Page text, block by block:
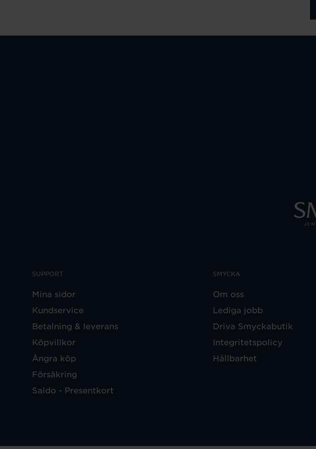
SUPPORT
Mina sidor
Kundservice
Betalning & leverans
Köpvillkor
Ångra köp
Försäkring
Saldo - Presentkort
SMYCKA
Om oss
Lediga jobb
Driva Smyckabutik
Integritetspolicy
Hållbarhet